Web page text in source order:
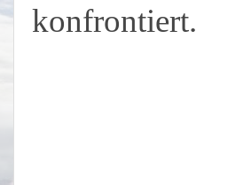
konfrontiert.